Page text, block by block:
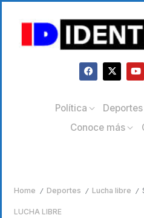
Política Deportes
Conoce más
Home / Deportes / Lucha libre /
LUCHA LIBRE